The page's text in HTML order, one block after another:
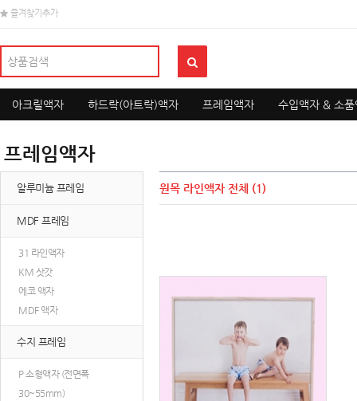
즐겨찾기추가
아크릴액자 하드락(아트락)액자 프레임액자 수입액자 & 소품
프레임액자
알루미늄 프레임
MDF 프레임
31 라인액자
KM 삿갓
에코 액자
MDF 액자
수지 프레임
P 소형액자 (전면폭
30~55mm)
원목 라인액자 전체 (1)